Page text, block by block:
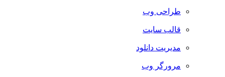
طراحی وب
قالب سایت
مدیریت دانلود
مرورگر وب